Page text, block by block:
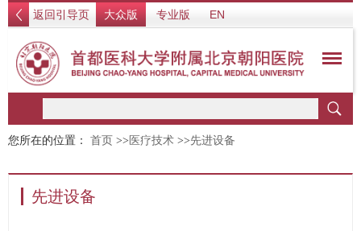
返回引导页 大众版 专业版 EN
您所在的位置： 首页 >> 医疗技术 >>先进设备
先进设备